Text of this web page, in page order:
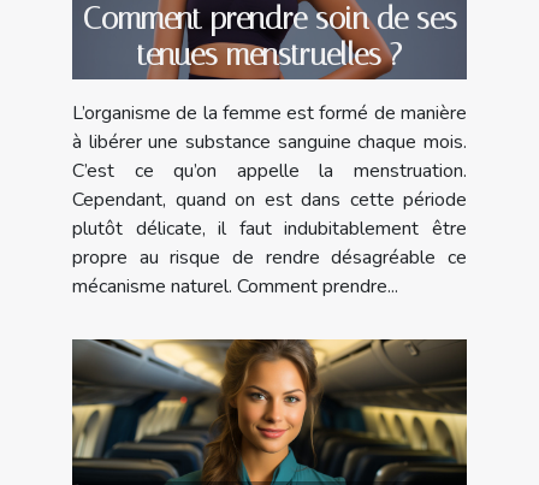
Comment prendre soin de ses
tenues menstruelles ?
L’organisme de la femme est formé de manière
à libérer une substance sanguine chaque mois.
C’est ce qu’on appelle la menstruation.
Cependant, quand on est dans cette période
plutôt délicate, il faut indubitablement être
propre au risque de rendre désagréable ce
mécanisme naturel. Comment prendre...